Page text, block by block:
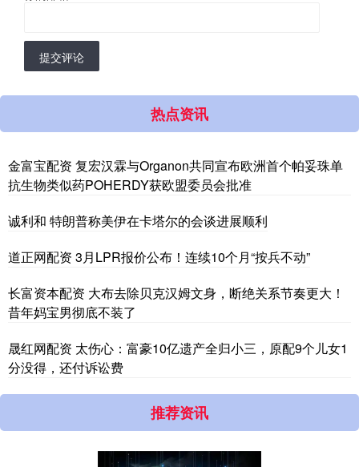
提交评论
热点资讯
金富宝配资 复宏汉霖与Organon共同宣布欧洲首个帕妥珠单
抗生物类似药POHERDY获欧盟委员会批准
诚利和 特朗普称美伊在卡塔尔的会谈进展顺利
道正网配资 3月LPR报价公布！连续10个月“按兵不动”
长富资本配资 大布去除贝克汉姆文身，断绝关系节奏更大！
昔年妈宝男彻底不装了
晟红网配资 太伤心：富豪10亿遗产全归小三，原配9个儿女1
分没得，还付诉讼费
推荐资讯